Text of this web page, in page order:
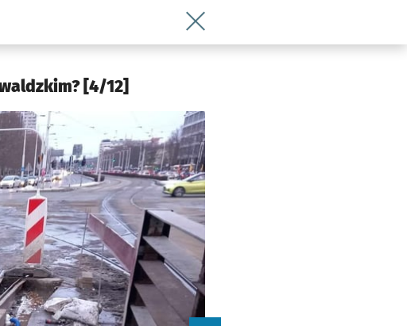
Wróć do artykułu MPK w akcji. Co
[4/12]